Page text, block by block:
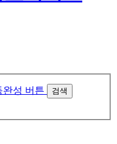
검색